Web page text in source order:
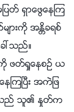
ရွာေဖြေနၾက
ားကို အႏၲိခရစ္
ခၚသည္။
ဖတ္ရႈေနစဥ္ ယ
ၾကၿပီး အကဲျဖ
သည္ သူ၏ ႏႈတ္က